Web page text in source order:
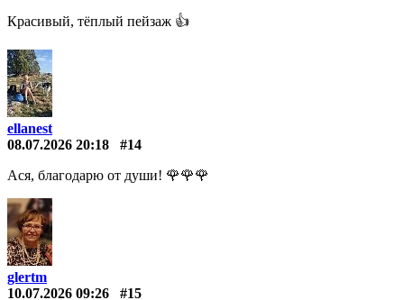
Красивый, тёплый пейзаж 👍
ellanest
08.07.2026 20:18
#14
Ася, благодарю от души! 🌹🌹🌹
glertm
10.07.2026 09:26
#15